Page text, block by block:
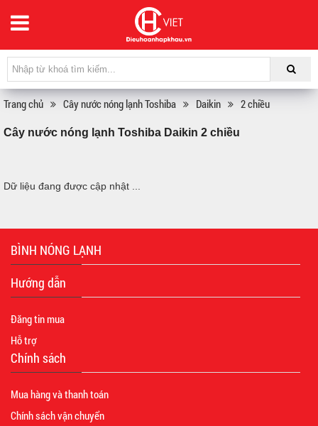
Trang chủ Cây nước nóng lạnh Toshiba Daikin 2 chiều
Cây nước nóng lạnh Toshiba Daikin 2 chiều
Dữ liệu đang được cập nhật ...
BÌNH NÓNG LẠNH
Hướng dẫn
Đăng tin mua
Hỗ trợ
Chính sách
Mua hàng và thanh toán
Chính sách vận chuyển